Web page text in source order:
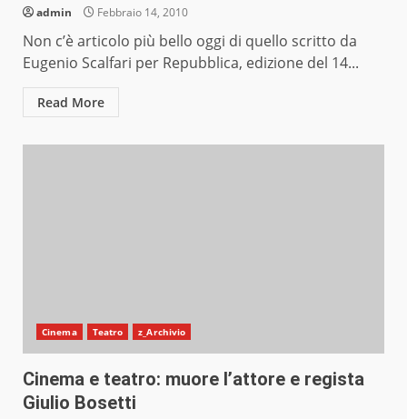
admin Febbraio 14, 2010
Non c’è articolo più bello oggi di quello scritto da
Eugenio Scalfari per Repubblica, edizione del 14...
Read More
Cinema Teatro z_Archivio
Cinema e teatro: muore l’attore e regista
Giulio Bosetti